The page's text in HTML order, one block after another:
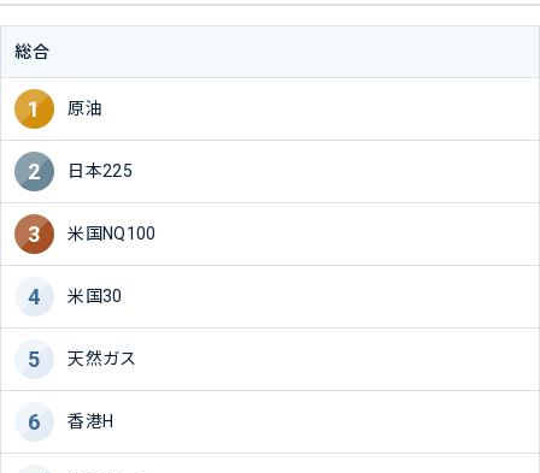
総合
原油
日本225
米国NQ100
米国30
天然ガス
香港H